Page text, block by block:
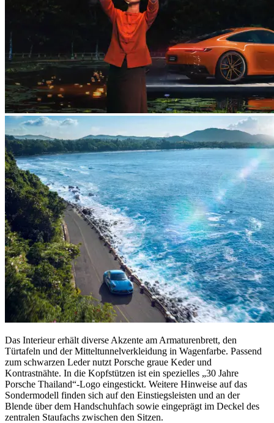
Das Interieur erhält diverse Akzente am Armaturenbrett, den
Türtafeln und der Mitteltunnelverkleidung in Wagenfarbe. Passend
zum schwarzen Leder nutzt Porsche graue Keder und
Kontrastnähte. In die Kopfstützen ist ein spezielles „30 Jahre
Porsche Thailand“-Logo eingestickt. Weitere Hinweise auf das
Sondermodell finden sich auf den Einstiegsleisten und an der
Blende über dem Handschuhfach sowie eingeprägt im Deckel des
zentralen Staufachs zwischen den Sitzen.